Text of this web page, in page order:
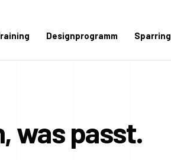
Designprogramm Sparring
was passt.